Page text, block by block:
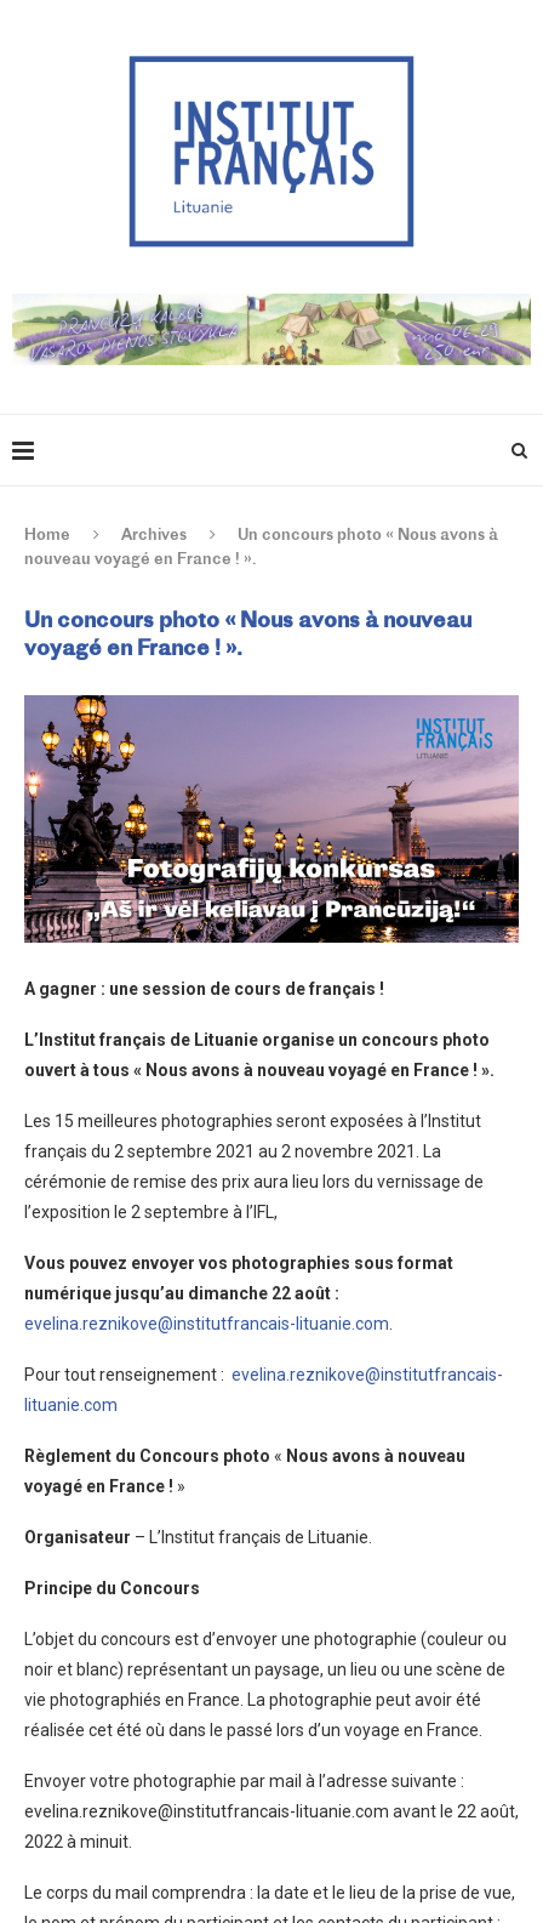
Home Archives
Un concours photo « Nous avons à
nouveau voyagé en France ! ».
Un concours photo « Nous avons à nouveau
voyagé en France ! ».
A gagner : une session de cours de français !
L’Institut français de Lituanie organise un concours photo
ouvert à tous « Nous avons à nouveau voyagé en France ! ».
Les 15 meilleures photographies seront exposées à l’Institut
français du 2 septembre 2021 au 2 novembre 2021. La
cérémonie de remise des prix aura lieu lors du vernissage de
l’exposition le 2 septembre à l’IFL,
Vous pouvez envoyer vos photographies sous format
numérique jusqu’au dimanche 22 août :
evelina.reznikove@institutfrancais-lituanie.com
Pour tout renseignement : evelina.reznikove@institutfrancais-
lituanie.com
Règlement du Concours photo « Nous avons à nouveau
voyagé en France ! »
Organisateur – L’Institut français de Lituanie.
Principe du Concours
L’objet du concours est d’envoyer une photographie (couleur ou
noir et blanc) représentant un paysage, un lieu ou une scène de
vie photographiés en France. La photographie peut avoir été
réalisée cet été où dans le passé lors d’un voyage en France.
Envoyer votre photographie par mail à l’adresse suivante :
evelina.reznikove@institutfrancais-lituanie.com avant le 22 août,
2022 à minuit.
Le corps du mail comprendra : la date et le lieu de la prise de vue,